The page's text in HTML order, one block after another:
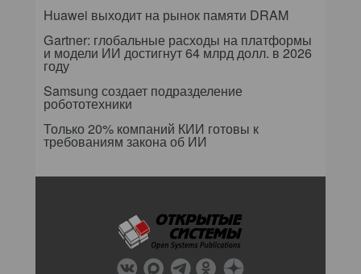
Huawei выходит на рынок памяти DRAM
Gartner: глобальные расходы на платформы
и модели ИИ достигнут 64 млрд долл. в 2026
году
Samsung создает подразделение
робототехники
Только 20% компаний КИИ готовы к
требованиям закона об ИИ